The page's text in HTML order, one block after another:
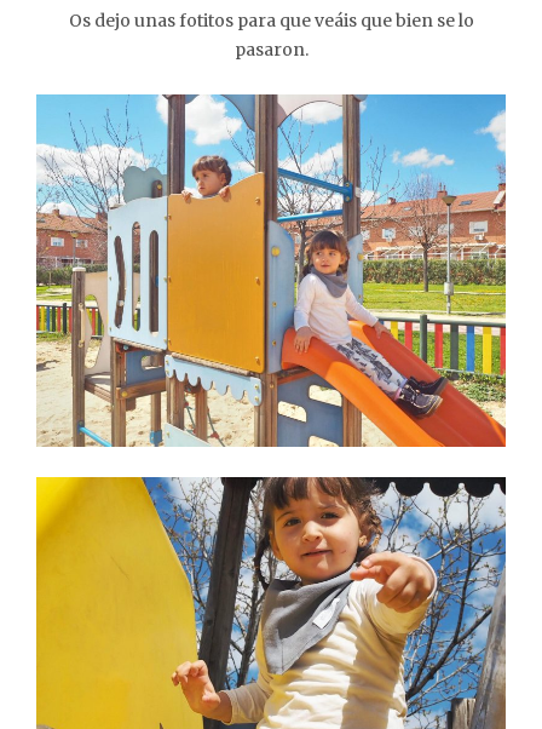
Os dejo unas fotitos para que veáis que bien se lo
pasaron.